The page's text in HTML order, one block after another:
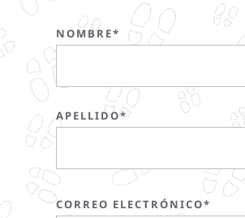
NOMBRE*
APELLIDO*
CORREO ELECTRÓNICO*